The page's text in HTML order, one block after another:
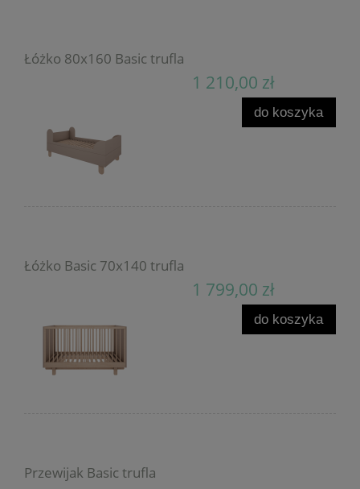
Łóżko 80x160 Basic trufla
1 210,00 zł
do koszyka
Łóżko Basic 70x140 trufla
1 799,00 zł
do koszyka
Przewijak Basic trufla